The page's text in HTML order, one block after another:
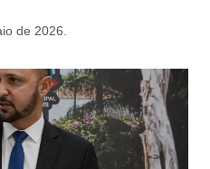
de 2026.